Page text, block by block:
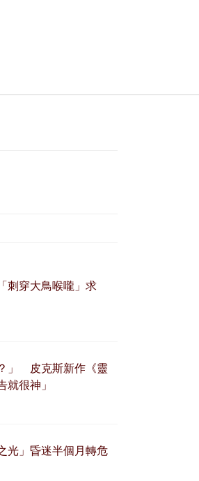
刺穿大鳥喉嚨」求
」 皮克斯新作《靈
很神」
」昏迷半個月轉危